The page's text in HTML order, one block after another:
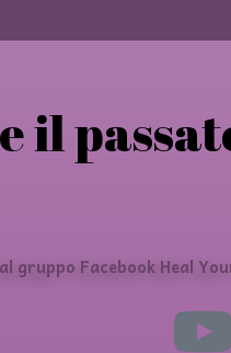
gruppo Facebook Heal